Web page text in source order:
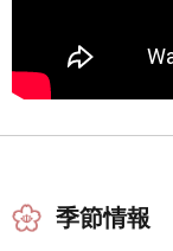
季節情報